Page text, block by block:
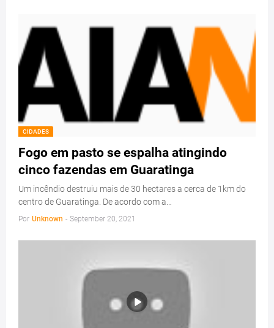
CIDADES
Fogo em pasto se espalha atingindo
cinco fazendas em Guaratinga
Um incêndio destruiu mais de 30 hectares a cerca de 1km do
centro de Guaratinga. De acordo com a…
Por Unknown - September 20, 2021